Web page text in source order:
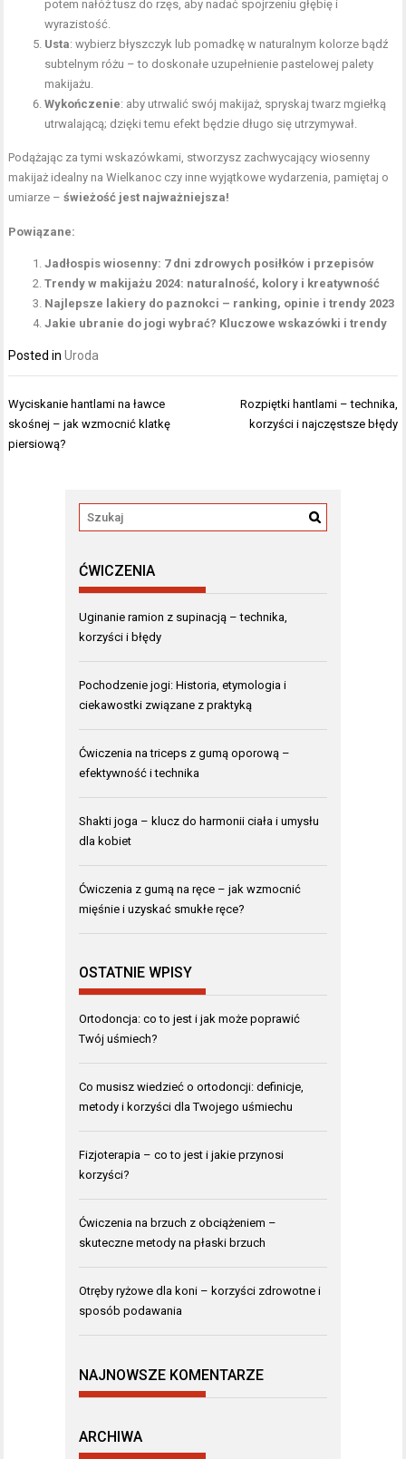
potem nałóż tusz do rzęs, aby nadać spojrzeniu głębię i
wyrazistość.
Usta: wybierz błyszczyk lub pomadkę w naturalnym kolorze bądź
subtelnym różu – to doskonałe uzupełnienie pastelowej palety
makijażu.
Wykończenie: aby utrwalić swój makijaż, spryskaj twarz mgiełką
utrwalającą; dzięki temu efekt będzie długo się utrzymywał.
Podążając za tymi wskazówkami, stworzysz zachwycający wiosenny
makijaż idealny na Wielkanoc czy inne wyjątkowe wydarzenia, pamiętaj o
umiarze –świeżość jest najważniejsza!
Powiązane:
Jadłospis wiosenny: 7 dni zdrowych posiłków i przepisów
Trendy w makijażu 2024: naturalność, kolory i kreatywność
Najlepsze lakiery do paznokci – ranking, opinie i trendy 2023
Jakie ubranie do jogi wybrać? Kluczowe wskazówki i trendy
Posted inUroda
Nawigacja
wpisu
Wyciskanie hantlami na ławce
skośnej – jak wzmocnić klatkę
piersiową?
Rozpiętki hantlami – technika,
korzyści i najczęstsze błędy
ĆWICZENIA
Uginanie ramion z supinacją – technika,
korzyści i błędy
Pochodzenie jogi: Historia, etymologia i
ciekawostki związane z praktyką
Ćwiczenia na triceps z gumą oporową –
efektywność i technika
Shakti joga – klucz do harmonii ciała i umysłu
dla kobiet
Ćwiczenia z gumą na ręce – jak wzmocnić
mięśnie i uzyskać smukłe ręce?
OSTATNIE WPISY
Ortodoncja: co to jest i jak może poprawić
Twój uśmiech?
Co musisz wiedzieć o ortodoncji: definicje,
metody i korzyści dla Twojego uśmiechu
Fizjoterapia – co to jest i jakie przynosi
korzyści?
Ćwiczenia na brzuch z obciążeniem –
skuteczne metody na płaski brzuch
Otręby ryżowe dla koni – korzyści zdrowotne i
sposób podawania
NAJNOWSZE KOMENTARZE
ARCHIWA